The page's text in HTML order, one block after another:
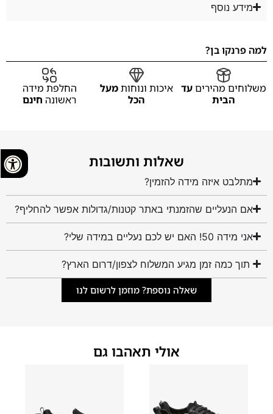
מידע נוסף
למה פרנקו בן?
משלוחים מהיריםעד
הבית
איכות ונוחותמעל
הכל
החלפת מידה
ראשונה חינם
שאלות ותשובות
מתלבט איזה מידה להזמין?
אם הנעליים שהזמנתי באתר קטנות/גדולות אפשר להחליף?
אני מידה 50! האם יש לכם נעליים במידה שלי?
תוך כמה זמן מגיע המשלוח לצפון/דרום הארץ?
שאלה נוספת? מוזמן לרשום לנו
אולי תאהבו גם